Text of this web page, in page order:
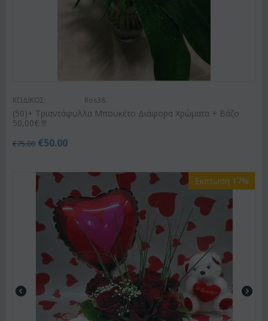
ΚΩΔΙΚΟΣ: Ros38
(50)+ Τριαντάφυλλα Μπουκέτο Διάφορα Χρώματα + Βάζο
50,00€ !!!
€75.00 €50.00
Έκπτωση 17%